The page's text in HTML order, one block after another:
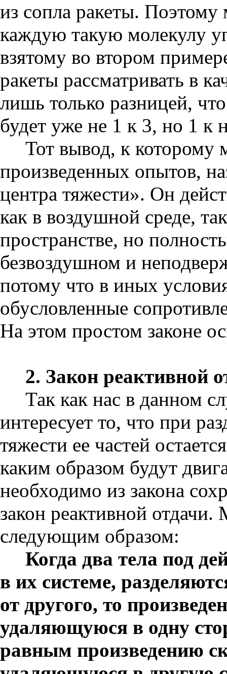
из сопла ракеты.
каждую такую молекулу
взятому во втором
ракеты рассматривать в
лишь только разницей,
будет уже не 1 к 3, но 1 к
Тот вывод, к которому
произведенных опытов,
центра тяжести». Он
как в воздушной среде,
пространстве, но
безвоздушном и
потому что в иных
обусловленные
На этом простом законе
2. Закон реактивной
Так как нас в данном
интересует то, что при
тяжести ее частей
каким образом будут
необходимо из закона
закон реактивной
следующим образом:
Когда два тела под
в их системе,
от другого, то
удаляющуюся в одну
равным произведению